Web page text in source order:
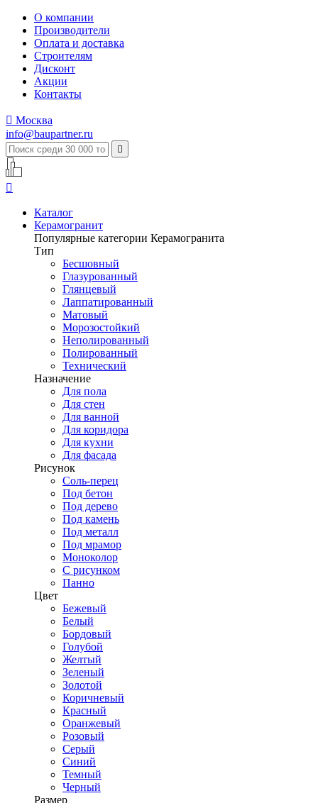
О компании
Производители
Оплата и доставка
Строителям
Дисконт
Акции
Контакты
 Москва
info@baupartner.ru


Каталог
Керамогранит
Популярные категории Керамогранита
Тип
Бесшовный
Глазурованный
Глянцевый
Лаппатированный
Матовый
Морозостойкий
Неполированный
Полированный
Технический
Назначение
Для пола
Для стен
Для ванной
Для коридора
Для кухни
Для фасада
Рисунок
Соль-перец
Под бетон
Под дерево
Под камень
Под металл
Под мрамор
Моноколор
С рисунком
Панно
Цвет
Бежевый
Белый
Бордовый
Голубой
Желтый
Зеленый
Золотой
Коричневый
Красный
Оранжевый
Розовый
Серый
Синий
Темный
Черный
Размер